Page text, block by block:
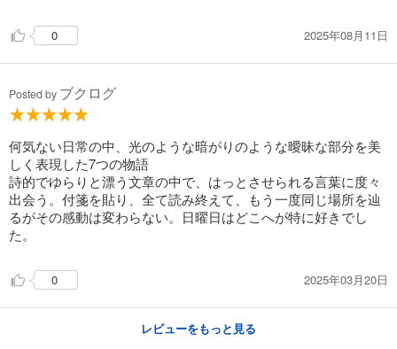
0 2025年08月11日
Posted by ブクログ
何気ない日常の中、光のような暗がりのような曖昧な部分を美
しく表現した7つの物語
詩的でゆらりと漂う文章の中で、はっとさせられる言葉に度々
出会う。付箋を貼り、全て読み終えて、もう一度同じ場所を辿
るがその感動は変わらない。日曜日はどこへが特に好きでし
た。
0 2025年03月20日
レビューをもっと見る